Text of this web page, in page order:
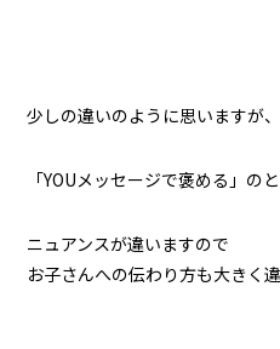
少しの違いのように思いますが、
「YOUメッセージで褒める」
ニュアンスが違いますので
お子さんへの伝わり方も大きく違